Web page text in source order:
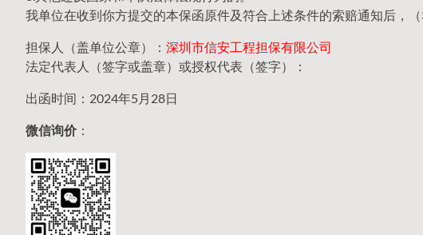
我单位在收到你方提交的本保函原件及符合上述条件的索赔通知后，
担保人（盖单位公章）： 深圳市信安工程担保有限公司
法定代表人（签字或盖章）或授权代表（签字）：
出函时间：2024年5月28日
微信询价：